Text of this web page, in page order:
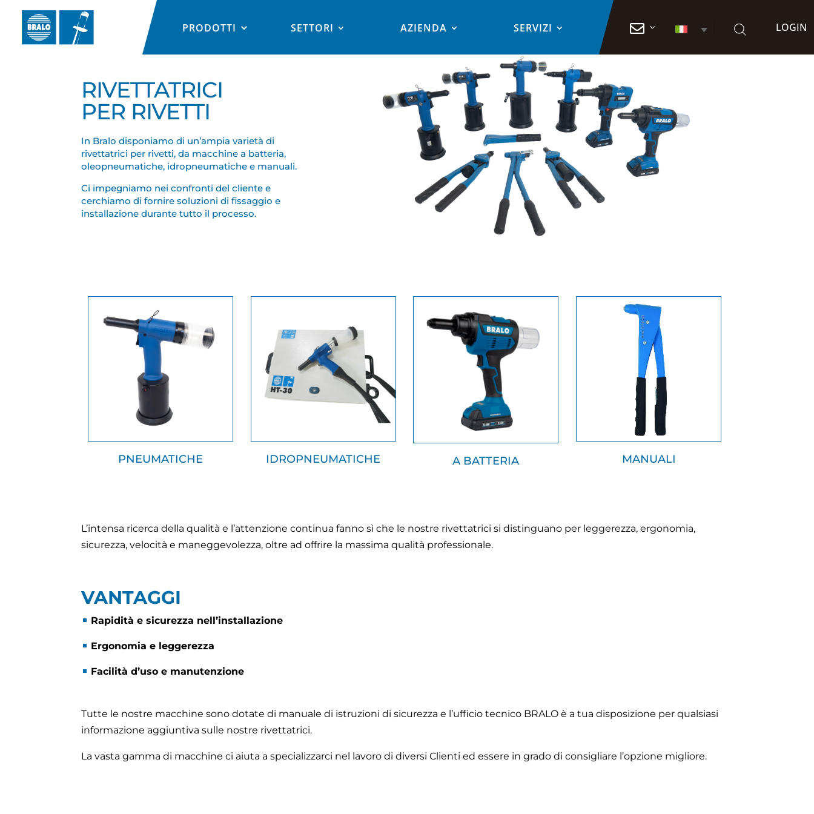
PRODOTTI SETTORI AZIENDA SERVIZI  LOGIN
RIVETTATRICI
PER RIVETTI
In Bralo disponiamo di un’ampia varietà di
rivettatrici per rivetti, da macchine a batteria,
oleopneumatiche, idropneumatiche e manuali.
Ci impegniamo nei confronti del cliente e
cerchiamo di fornire soluzioni di fissaggio e
installazione durante tutto il processo.
PNEUMATICHE IDROPNEUMATICHE A BATTERIA MANUALI
L’intensa ricerca della qualità e l’attenzione continua fanno sì che le nostre rivettatrici si distinguano per leggerezza, ergonomia,
sicurezza, velocità e maneggevolezza, oltre ad offrire la massima qualità professionale.
VANTAGGI
Rapidità e sicurezza nell’installazione
Ergonomia e leggerezza
Facilità d’uso e manutenzione
Tutte le nostre macchine sono dotate di manuale di istruzioni di sicurezza e l’ufficio tecnico BRALO è a tua disposizione per qualsiasi
informazione aggiuntiva sulle nostre rivettatrici.
La vasta gamma di macchine ci aiuta a specializzarci nel lavoro di diversi Clienti ed essere in grado di consigliare l’opzione migliore.